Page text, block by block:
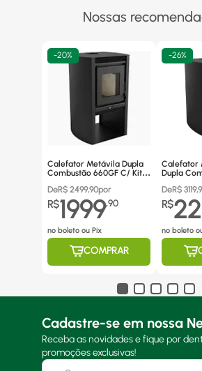
Nossas
-20%
Calefator Metávila Dupla
Combustão 660GF C/ Kit
DeR$ 2499,90por
R$1999,90
no boleto ou Pix
COMPRAR
-26%
Calefator
Dupla
DeR$
R$
no boleto
Cadastre-se em nossa
Receba as novidades e fique por
promoções exclusivas!